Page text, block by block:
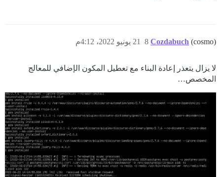
Cozdabuch (cosmo) 21 يونيو 2022، 4:12م 8
لا يزال يتعذر إعادة البناء مع تعطيل المكون الإضافي للمعالج
المخصص…